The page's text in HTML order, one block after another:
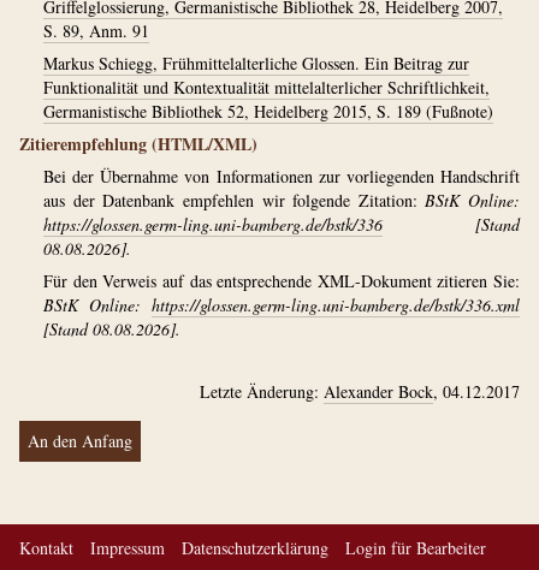
Griffelglossierung, Germanistische Bibliothek 28, Heidelberg 2007,
S. 89, Anm. 91
Markus Schiegg, Frühmittelalterliche Glossen. Ein Beitrag zur
Funktionalität und Kontextualität mittelalterlicher Schriftlichkeit,
Germanistische Bibliothek 52, Heidelberg 2015, S. 189 (Fußnote)
Zitierempfehlung (HTML/XML)
Bei der Übernahme von Informationen zur vorliegenden Handschrift
aus der Datenbank empfehlen wir folgende Zitation:BStK Online:
https://glossen.germ-ling.uni-bamberg.de/bstk/336 [Stand
08.08.2026].
Für den Verweis auf das entsprechende XML-Dokument zitieren Sie:
BStK Online: https://glossen.germ-ling.uni-bamberg.de/bstk/336.xml
[Stand 08.08.2026].
Letzte Änderung: Alexander Bock, 04.12.2017
An den Anfang
Kontakt Impressum Datenschutzerklärung Login für Bearbeiter